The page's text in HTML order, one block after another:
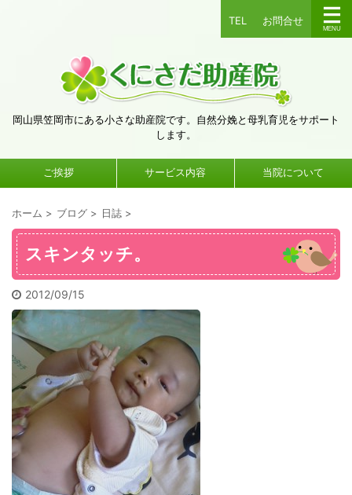
TEL お問合せ
岡山県笠岡市にある小さな助産院です。自然分娩と母乳育児をサポート
します。
ご挨拶 サービス内容 当院について
ホーム > ブログ > 日誌 >
スキンタッチ。
2012/09/15